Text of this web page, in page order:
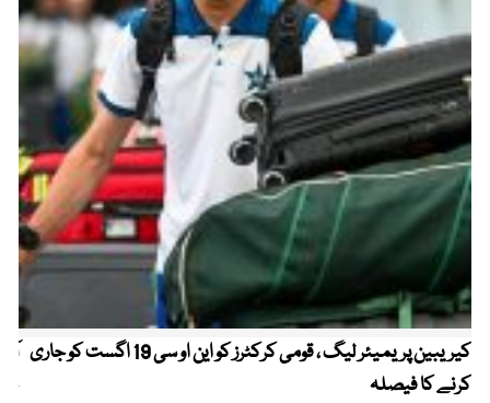
کیریبین پریمیئر لیگ ، قومی کرکٹرز کو این او سی 19 اگست کو جاری
کرنے کا فیصلہ